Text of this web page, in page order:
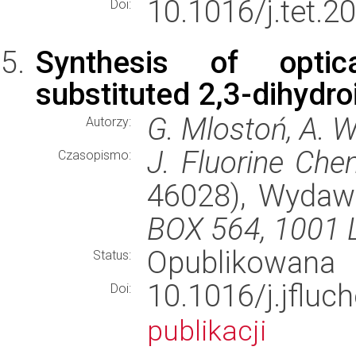
Doi:
10.1016/
Synthesis of
substituted 2,3-
Autorzy: G. Mlostoń, A.
Czasopismo:
J. Fluorine
46028),
BOX 564, 1001
Status: Opublikowana
Doi: 10.1016/
publikacji